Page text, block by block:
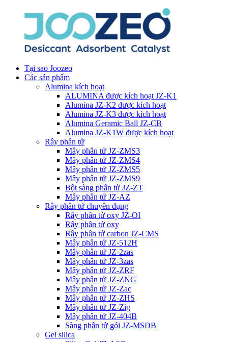
Tại sao Joozeo
Các sản phẩm
Alumina kích hoạt
ALUMINA được kích hoạt JZ-K1
Alumina JZ-K2 được kích hoạt
Alumina JZ-K3 được kích hoạt
Alumina Geramic Ball JZ-CB
Alumina JZ-K1W được kích hoạt
Rây phân tử
Mây phân tử JZ-ZMS3
Mây phân tử JZ-ZMS4
Mây phân tử JZ-ZMS5
Mây phân tử JZ-ZMS9
Bột sàng phân tử JZ-ZT
Mây phân tử JZ-AZ
Rây phân tử chuyên dụng
Rây phân tử oxy JZ-OI
Rây phân tử oxy
Rây phân tử carbon JZ-CMS
Mây phân tử JZ-512H
Mây phân tử JZ-2zas
Mây phân tử JZ-3zas
Mây phân tử JZ-ZRF
Mây phân tử JZ-ZNG
Mây phân tử JZ-Zac
Mây phân tử JZ-ZHS
Mây phân tử JZ-Zig
Mây phân tử JZ-404B
Sàng phân tử gói JZ-MSDB
Gel silica